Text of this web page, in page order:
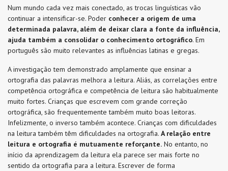
Num mundo cada vez mais conectado, as trocas linguísticas vão
continuar a intensificar-se. Poder conhecer a origem de uma
determinada palavra, além de deixar clara a fonte da influência,
ajuda também a consolidar o conhecimento ortográfico. Em
português são muito relevantes as influências latinas e gregas.
A investigação tem demonstrado amplamente que ensinar a
ortografia das palavras melhora a leitura. Aliás, as correlações entre
competência ortográfica e competência de leitura são habitualmente
muito fortes. Crianças que escrevem com grande correção
ortográfica, são frequentemente também muito boas leitoras.
Infelizmente, o inverso também acontece. Crianças com dificuldades
na leitura também têm dificuldades na ortografia. A relação entre
leitura e ortografia é mutuamente reforçante. No entanto, no
início da aprendizagem da leitura ela parece ser mais forte no
sentido da ortografia para a leitura. Escrever de forma